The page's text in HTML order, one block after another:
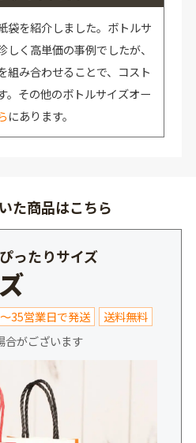
袋を紹介しました。ボトルサ
く高単価の事例でしたが、
組み合わせることで、コスト
。その他のボトルサイズオー
にあります。
た商品はこちら
ったりサイズ
35営業日で発送
送料無料
がございます